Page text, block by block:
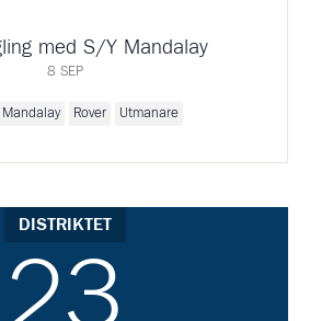
med S/Y Mandalay
8 SEP
Mandalay Rover Utmanare
DISTRIKTET
23